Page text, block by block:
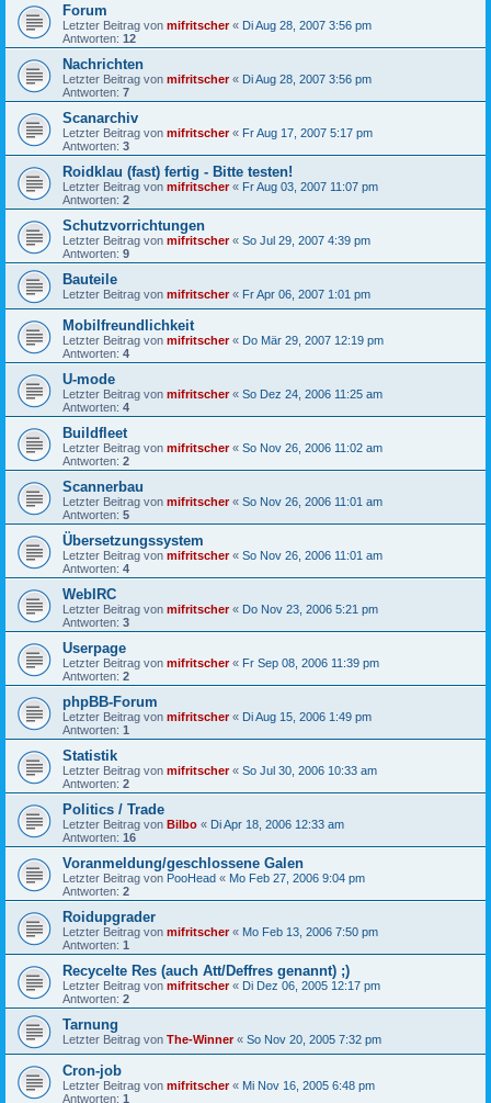
Forum
Letzter Beitrag von mifritscher« Di Aug 28, 2007 3:56 pm
Antworten: 12
Nachrichten
Letzter Beitrag von mifritscher« Di Aug 28, 2007 3:56 pm
Antworten: 7
Scanarchiv
Letzter Beitrag von mifritscher« Fr Aug 17, 2007 5:17 pm
Antworten: 3
Roidklau (fast) fertig - Bitte testen!
Letzter Beitrag von mifritscher« Fr Aug 03, 2007 11:07 pm
Antworten: 2
Schutzvorrichtungen
Letzter Beitrag von mifritscher« So Jul 29, 2007 4:39 pm
Antworten: 9
Bauteile
Letzter Beitrag von mifritscher« Fr Apr 06, 2007 1:01 pm
Mobilfreundlichkeit
Letzter Beitrag von mifritscher« Do Mär 29, 2007 12:19 pm
Antworten: 4
U-mode
Letzter Beitrag von mifritscher« So Dez 24, 2006 11:25 am
Antworten: 4
Buildfleet
Letzter Beitrag von mifritscher« So Nov 26, 2006 11:02 am
Antworten: 2
Scannerbau
Letzter Beitrag von mifritscher« So Nov 26, 2006 11:01 am
Antworten: 5
Übersetzungssystem
Letzter Beitrag von mifritscher« So Nov 26, 2006 11:01 am
Antworten: 4
WebIRC
Letzter Beitrag von mifritscher« Do Nov 23, 2006 5:21 pm
Antworten: 3
Userpage
Letzter Beitrag von mifritscher« Fr Sep 08, 2006 11:39 pm
Antworten: 2
phpBB-Forum
Letzter Beitrag von mifritscher« Di Aug 15, 2006 1:49 pm
Antworten: 1
Statistik
Letzter Beitrag von mifritscher« So Jul 30, 2006 10:33 am
Antworten: 2
Politics / Trade
Letzter Beitrag von Bilbo « Di Apr 18, 2006 12:33 am
Antworten: 16
Voranmeldung/geschlossene Galen
Letzter Beitrag von PooHead « Mo Feb 27, 2006 9:04 pm
Antworten: 2
Roidupgrader
Letzter Beitrag von mifritscher« Mo Feb 13, 2006 7:50 pm
Antworten: 1
Recycelte Res (auch Att/Deffres genannt) ;)
Letzter Beitrag von mifritscher« Di Dez 06, 2005 12:17 pm
Antworten: 2
Tarnung
Letzter Beitrag von The-Winner« So Nov 20, 2005 7:32 pm
Cron-job
Letzter Beitrag von mifritscher« Mi Nov 16, 2005 6:48 pm
Antworten: 1